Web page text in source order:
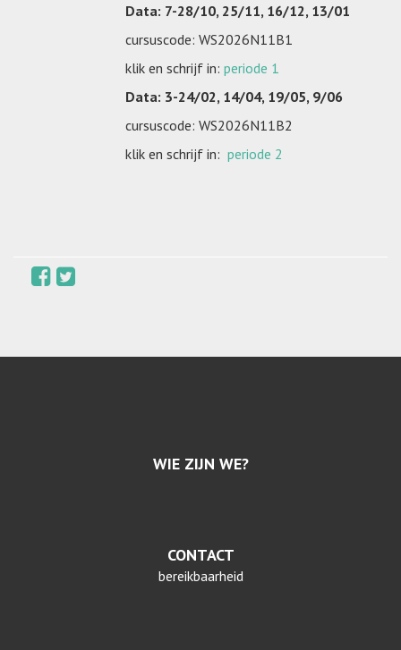
Data: 7-28/10, 25/11, 16/12, 13/01
cursuscode: WS2026N11B1
klik en schrijf in: periode 1
Data: 3-24/02, 14/04, 19/05, 9/06
cursuscode: WS2026N11B2
klik en schrijf in: periode 2
WIE ZIJN WE?
CONTACT
bereikbaarheid